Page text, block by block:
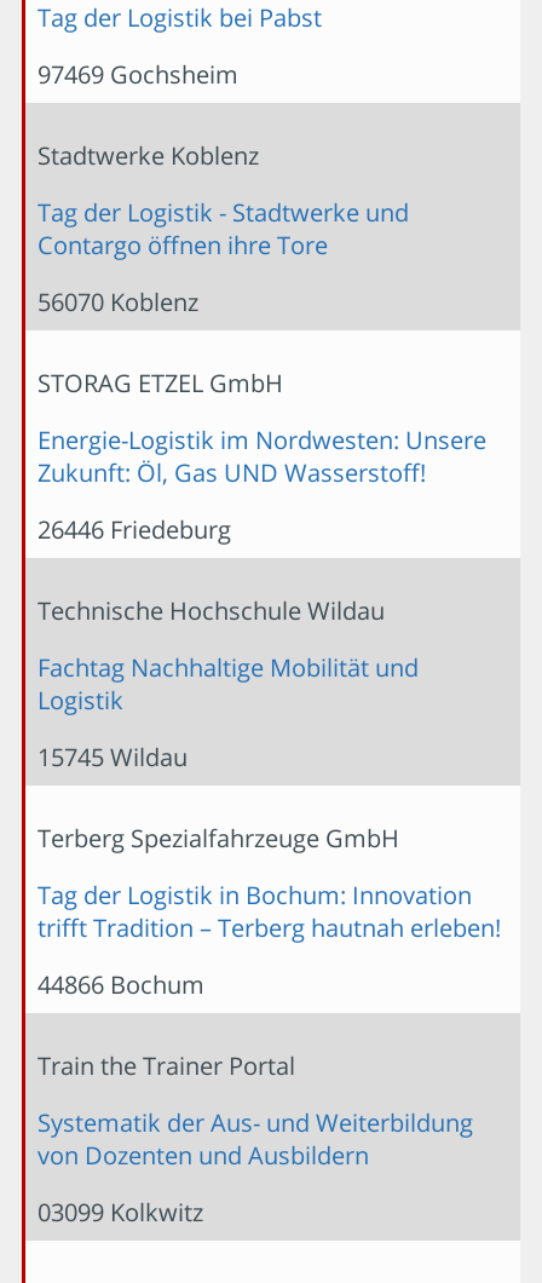
Tag der Logistik bei Pabst
97469 Gochsheim
Stadtwerke Koblenz
Tag der Logistik - Stadtwerke und
Contargo öffnen ihre Tore
56070 Koblenz
STORAG ETZEL GmbH
Energie-Logistik im Nordwesten: Unsere
Zukunft: Öl, Gas UND Wasserstoff!
26446 Friedeburg
Technische Hochschule Wildau
Fachtag Nachhaltige Mobilität und
Logistik
15745 Wildau
Terberg Spezialfahrzeuge GmbH
Tag der Logistik in Bochum: Innovation
trifft Tradition – Terberg hautnah erleben!
44866 Bochum
Train the Trainer Portal
Systematik der Aus- und Weiterbildung
von Dozenten und Ausbildern
03099 Kolkwitz